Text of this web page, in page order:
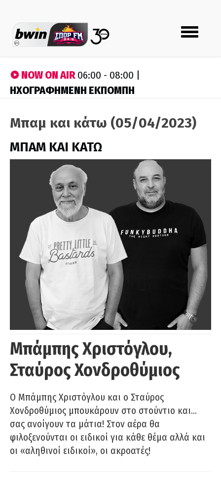
Toggle
navigation
NOW ON AIR06:00 - 08:00 |
ΗΧΟΓΡΑΦΗΜΕΝΗ ΕΚΠΟΜΠΗ
Μπαμ και κάτω (05/04/2023)
ΜΠΑΜ ΚΑΙ ΚΑΤΩ
Μπάμπης Χριστόγλου,
Σταύρος Χονδροθύμιος
O Μπάμπης Χριστόγλου και ο Σταύρος
Χονδροθύμιος μπουκάρουν στο στούντιο και…
σας ανοίγουν τα μάτια! Στον αέρα θα
φιλοξενούνται οι ειδικοί για κάθε θέμα αλλά και
οι «αληθινοί ειδικοί», οι ακροατές!